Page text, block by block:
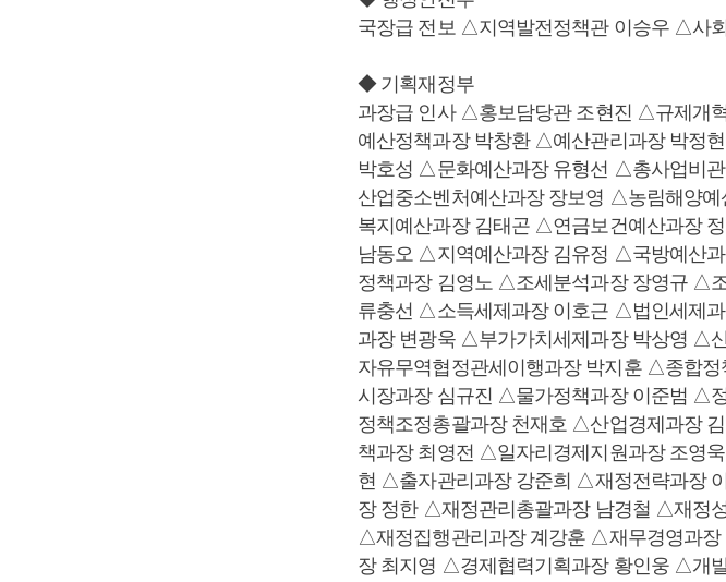
국장급 전보 △지역발전정책관 이승우 △사
◆ 기획재정부
과장급 인사 △홍보담당관 조현진 △규제개
예산정책과장 박창환 △예산관리과장 박정
박호성 △문화예산과장 유형선 △총사업비
산업중소벤처예산과장 장보영 △농림해양
복지예산과장 김태곤 △연금보건예산과장
남동오 △지역예산과장 김유정 △국방예산
정책과장 김영노 △조세분석과장 장영규 △
류충선 △소득세제과장 이호근 △법인세제
과장 변광욱 △부가가치세제과장 박상영 △
자유무역협정관세이행과장 박지훈 △종합
시장과장 심규진 △물가정책과장 이준범 △
정책조정총괄과장 천재호 △산업경제과장
책과장 최영전 △일자리경제지원과장 조영
현 △출자관리과장 강준희 △재정전략과장
장 정한 △재정관리총괄과장 남경철 △재정
△재정집행관리과장 계강훈 △재무경영과
장 최지영 △경제협력기획과장 황인웅 △개